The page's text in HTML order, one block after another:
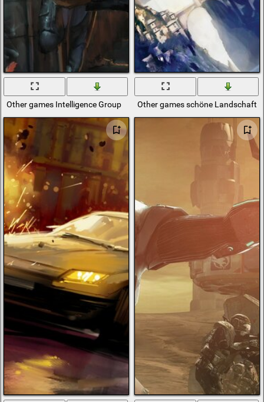
Other games Intelligence Group Other games schöne Landschaft